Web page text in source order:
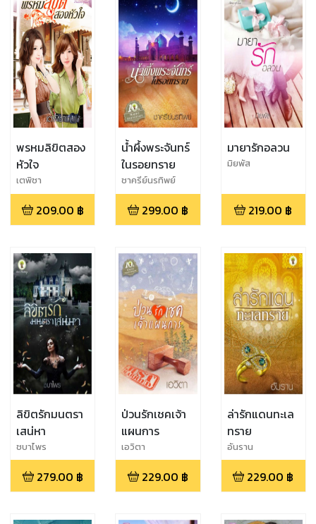
พรหมลิขิตสอง
หัวใจ
เตพิชา
209.00 ฿
น้ำผึ้งพระจันทร์
ในรอยทราย
ชาครีย์นรทิพย์
299.00 ฿
มายารักอลวน
มิยพัส
219.00 ฿
ลิขิตรักมนตรา
เสน่หา
ชบาไพร
279.00 ฿
ป่วนรักเชคเจ้า
แผนการ
เอวิตา
229.00 ฿
ล่ารักแดนทะเล
ทราย
อันราน
229.00 ฿